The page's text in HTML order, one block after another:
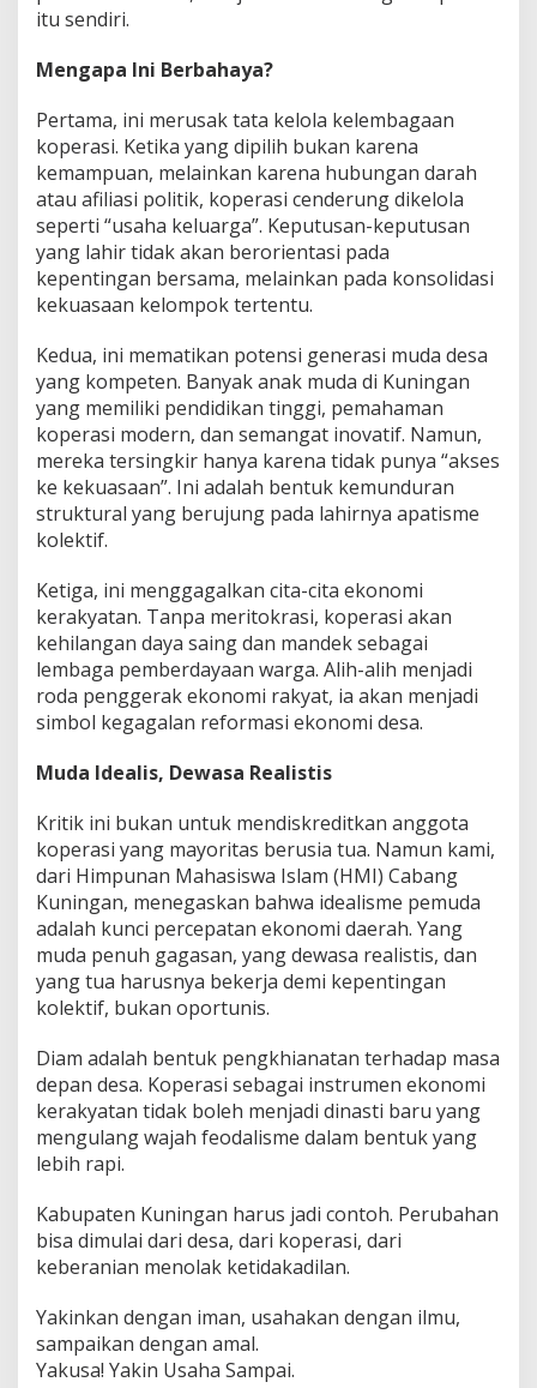
itu sendiri.
Mengapa Ini Berbahaya?
Pertama, ini merusak tata kelola kelembagaan
koperasi. Ketika yang dipilih bukan karena
kemampuan, melainkan karena hubungan darah
atau afiliasi politik, koperasi cenderung dikelola
seperti “usaha keluarga”. Keputusan-keputusan
yang lahir tidak akan berorientasi pada
kepentingan bersama, melainkan pada konsolidasi
kekuasaan kelompok tertentu.
Kedua, ini mematikan potensi generasi muda desa
yang kompeten. Banyak anak muda di Kuningan
yang memiliki pendidikan tinggi, pemahaman
koperasi modern, dan semangat inovatif. Namun,
mereka tersingkir hanya karena tidak punya “akses
ke kekuasaan”. Ini adalah bentuk kemunduran
struktural yang berujung pada lahirnya apatisme
kolektif.
Ketiga, ini menggagalkan cita-cita ekonomi
kerakyatan. Tanpa meritokrasi, koperasi akan
kehilangan daya saing dan mandek sebagai
lembaga pemberdayaan warga. Alih-alih menjadi
roda penggerak ekonomi rakyat, ia akan menjadi
simbol kegagalan reformasi ekonomi desa.
Muda Idealis, Dewasa Realistis
Kritik ini bukan untuk mendiskreditkan anggota
koperasi yang mayoritas berusia tua. Namun kami,
dari Himpunan Mahasiswa Islam (HMI) Cabang
Kuningan, menegaskan bahwa idealisme pemuda
adalah kunci percepatan ekonomi daerah. Yang
muda penuh gagasan, yang dewasa realistis, dan
yang tua harusnya bekerja demi kepentingan
kolektif, bukan oportunis.
Diam adalah bentuk pengkhianatan terhadap masa
depan desa. Koperasi sebagai instrumen ekonomi
kerakyatan tidak boleh menjadi dinasti baru yang
mengulang wajah feodalisme dalam bentuk yang
lebih rapi.
Kabupaten Kuningan harus jadi contoh. Perubahan
bisa dimulai dari desa, dari koperasi, dari
keberanian menolak ketidakadilan.
Yakinkan dengan iman, usahakan dengan ilmu,
sampaikan dengan amal.
Yakusa! Yakin Usaha Sampai.